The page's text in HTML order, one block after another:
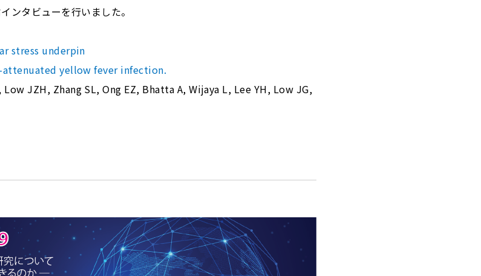
ンタビューを行いました。
stress underpin
yellow fever infection.
Low JZH, Zhang SL, Ong EZ, Bhatta A, Wijaya L, Lee YH, Low JG,